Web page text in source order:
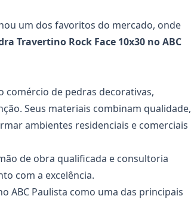
um dos favoritos do mercado, onde
Travertino Rock Face 10x30 no ABC
comércio de pedras decorativas,
Seus materiais combinam qualidade,
ambientes residenciais e comerciais
de obra qualificada e consultoria
com a excelência.
ABC Paulista como uma das principais